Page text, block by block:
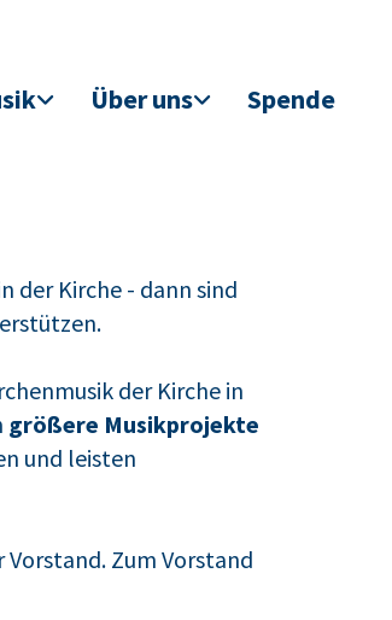
Über uns Spende
der Kirche - dann sind
der Kirche in
größere Musikprojekte
und leisten
Vorstand. Zum Vorstand